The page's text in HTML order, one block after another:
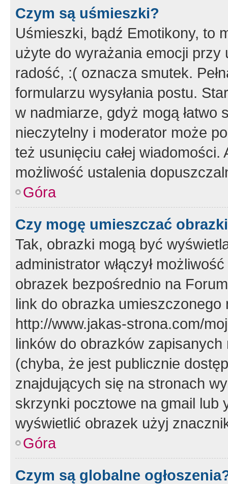
Czym są uśmieszki?
Uśmieszki, bądź Emotikony, to
użyte do wyrażania emocji
radość, :( oznacza smutek.
formularzu wysyłania postu.
w nadmiarze, gdyż mogą
nieczytelny i moderator może
też usunięciu całej
możliwość ustalenia
Góra
Czy mogę umieszczać
Tak, obrazki mogą być
administrator włączył
obrazek bezpośrednio na
link do obrazka
http://www.jakas-strona.com/
linków do obrazków
(chyba, że jest publicznie
znajdujących się na stronach
skrzynki pocztowe na gmail lub
wyświetlić obrazek użyj
Góra
Czym są globalne